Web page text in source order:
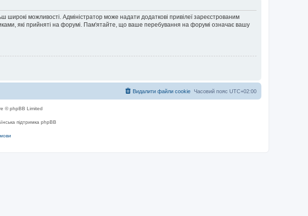
широкі можливості. Адміністратор може надати додаткові привілеї зареєстрованим
які прийняті на форумі. Пам'ятайте, що ваше перебування на форумі означає вашу
Часовий пояс UTC+02:00
Видалити файли cookie
© phpBB Limited
підтримка phpBB